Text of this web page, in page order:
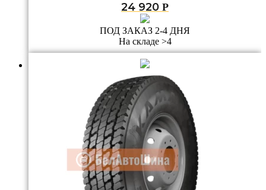
24 920 Р
ПОД ЗАКАЗ 2-4 ДНЯ
На складе >4